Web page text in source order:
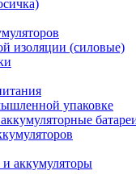
изоляции (силовые)
упаковке
аккумуляторы